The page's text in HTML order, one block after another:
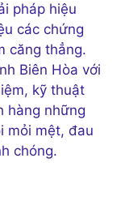
pháp hiệu
các chứng
căng thẳng.
Biên Hòa với
kỹ thuật
hàng những
mỏi mệt, đau
chóng.